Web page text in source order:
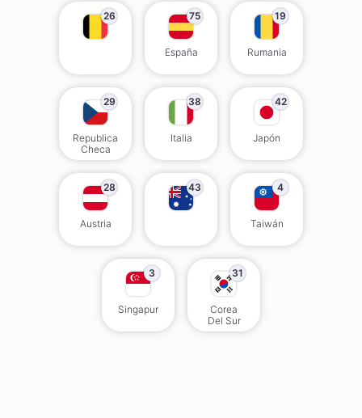
26 75
España
19
Rumania
29
Republica
Checa
38
Italia
42
Japón
28
Austria
43 4
Taiwán
3
Singapur
31
Corea
Del Sur